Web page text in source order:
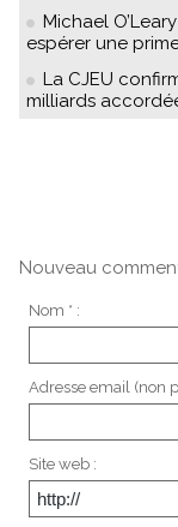
Michael
espérer une
La CJEU
milliards
Nouveau
Nom * :
Adresse email (non
Site web :